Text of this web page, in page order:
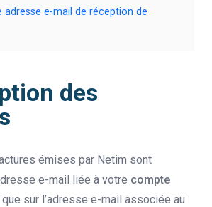
adresse e-mail de réception de
des
émises par Netim sont
e-mail liée à votre compte
sur l’adresse e-mail associée au